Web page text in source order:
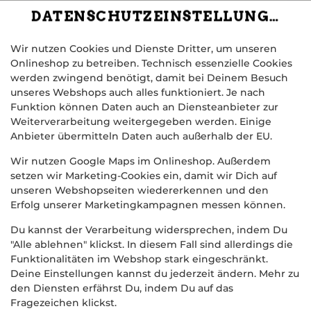
DATENSCHUTZEINSTELLUNGEN
Wir nutzen Cookies und Dienste Dritter, um unseren
Onlineshop zu betreiben. Technisch essenzielle Cookies
werden zwingend benötigt, damit bei Deinem Besuch
unseres Webshops auch alles funktioniert. Je nach
Funktion können Daten auch an Diensteanbieter zur
Weiterverarbeitung weitergegeben werden. Einige
Anbieter übermitteln Daten auch außerhalb der EU.
Wir nutzen Google Maps im Onlineshop. Außerdem
setzen wir Marketing-Cookies ein, damit wir Dich auf
unseren Webshopseiten wiedererkennen und den
Erfolg unserer Marketingkampagnen messen können.
Du kannst der Verarbeitung widersprechen, indem Du
"Alle ablehnen" klickst. In diesem Fall sind allerdings die
Funktionalitäten im Webshop stark eingeschränkt.
Deine Einstellungen kannst du jederzeit ändern. Mehr zu
den Diensten erfährst Du, indem Du auf das
Fragezeichen klickst.
PINSTARELLI SPECIALE